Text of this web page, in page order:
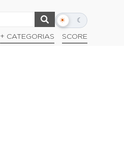
☀ ☾
Alternar
escuro
+ CATEGORIAS SCORE